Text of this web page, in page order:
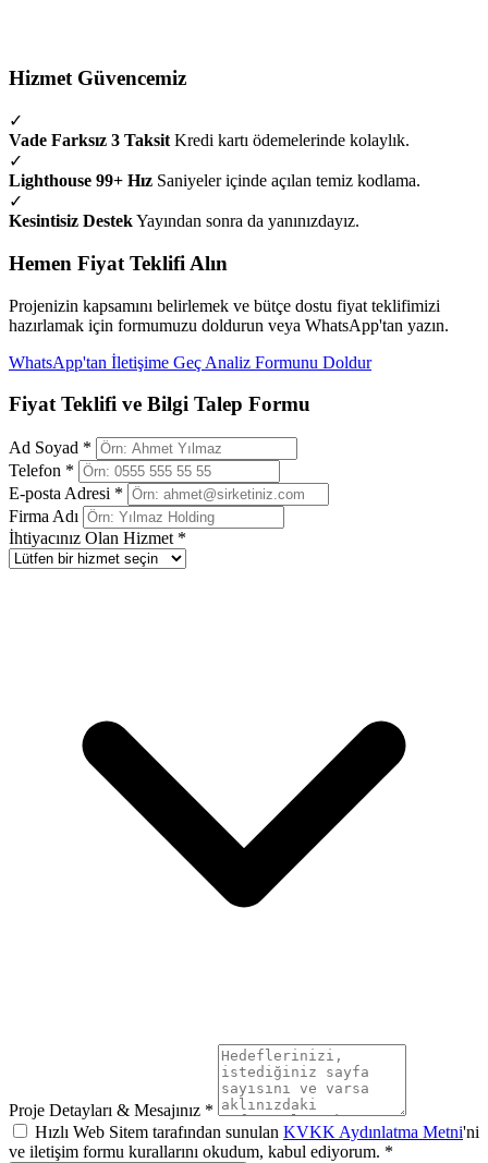
Hizmet Güvencemiz
✓
Vade Farksız 3 Taksit Kredi kartı ödemelerinde kolaylık.
✓
Lighthouse 99+ Hız Saniyeler içinde açılan temiz kodlama.
✓
Kesintisiz DestekYayından sonra da yanınızdayız.
Hemen Fiyat Teklifi Alın
Projenizin kapsamını belirlemek ve bütçe dostu fiyat teklifimizi
hazırlamak için formumuzu doldurun veya WhatsApp'tan yazın.
WhatsApp'tan İletişime Geç Analiz Formunu Doldur
Fiyat Teklifi ve Bilgi Talep Formu
Ad Soyad *
Telefon *
E-posta Adresi *
Firma Adı
İhtiyacınız Olan Hizmet *
Proje Detayları & Mesajınız *
Hızlı Web Sitem tarafından sunulan KVKK Aydınlatma Metni'ni
ve iletişim formu kurallarını okudum, kabul ediyorum. *